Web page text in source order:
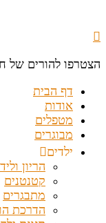
הצטרפו להורים של
דף הבית
אודות
מטפלים
מבוגרים
ילדים
הריון
קטנטנים
מתבגרים
הדרכת